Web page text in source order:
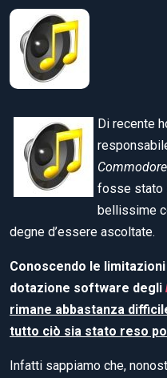
Di recente
fosse stato
bellissime
degne d’essere ascoltate.
Conoscendo le
dotazione software degli
rimane abbastanza
tutto ciò sia stato reso
Infatti sappiamo che,